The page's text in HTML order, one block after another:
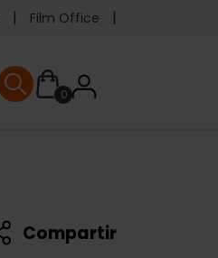
Film Office
0User
User menu
Compartir